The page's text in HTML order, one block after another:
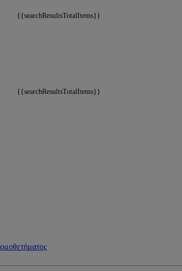
{{searchResultsTotalItems}}
{{searchResultsTotalItems}}